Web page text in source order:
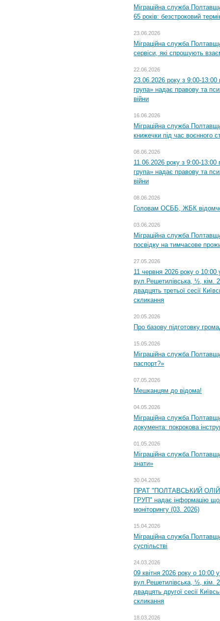
Міграційна служба
65 років: безстроковий
23.06.2026
Міграційна служба
сервіси, які спрощують
22.06.2026
23.06.2026 року з 9:00-13:00
група» надає правову та
війни
16.06.2026
Міграційна служба
книжечки під час воєнного
08.06.2026
11.06.2026 року з 9:00-13:00
група» надає правову та
війни
08.06.2026
Головам ОСББ, ЖБК
03.06.2026
Міграційна служба
посвідку на тимчасове
27.05.2026
11 червня 2026 року о 10:00
вул.Решетилівська, ½, кім.
двадцять третьої сесії
скликання
20.05.2026
Про базову підготовку
15.05.2026
Міграційна служба
паспорт?»
07.05.2026
Мешканцям до відома!
04.05.2026
Міграційна служба
документа: покрокова
01.05.2026
Міграційна служба
знати»
30.04.2026
ПРАТ "ПОЛТАВСЬКИЙ
ГРУП" надає інформацію
моніторингу (03. 2026)
15.04.2026
Міграційна служба
суспільстві
24.03.2026
09 квітня 2026 року о 10:00
вул.Решетилівська, ½, кім.
двадцять другої сесії
скликання
18.03.2026